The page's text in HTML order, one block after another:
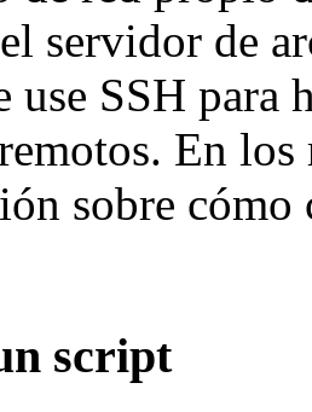
servidor de
use SSH para
En los
sobre cómo
script